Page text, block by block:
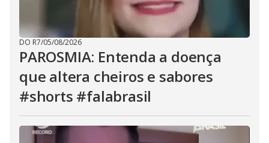
DO R7/05/08/2026
PAROSMIA: Entenda a doença
que altera cheiros e sabores
#shorts #falabrasil